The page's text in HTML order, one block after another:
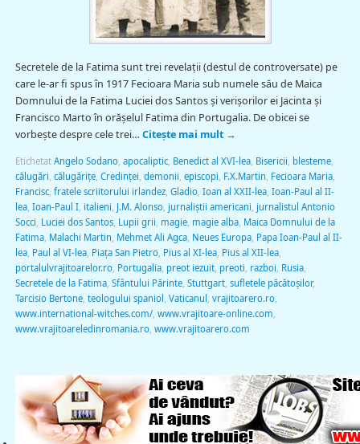
Secretele de la Fatima sunt trei revelații (destul de controversate) pe
care le-ar fi spus în 1917 Fecioara Maria sub numele său de Maica
Domnului de la Fatima Luciei dos Santos și verișorilor ei Jacinta și
Francisco Marto în orășelul Fatima din Portugalia. De obicei se
vorbește despre cele trei… Citește mai mult →
Etichetat Angelo Sodano, apocaliptic, Benedict al XVI-lea, Bisericii blesteme,
călugări călugăriţe, Credinței demonii episcopi F.X.Martin Fecioara Maria,
Francisc, fratele scriitorului irlandez, Gladio, Ioan al XXII-lea, Ioan-Paul al II-
lea, Ioan-Paul I, italieni J.M. Alonso, jurnaliştii americani jurnalistul Antonio
Socci Luciei dos Santos, Lupii grii magie, magie alba, Maica Domnului de la
Fatima, Malachi Martin Mehmet Ali Agca, Neues Europa, Papa Ioan-Paul al II-
lea, Paul al VI-lea, Piața San Pietro, Pius al XI-lea, Pius al XII-lea,
portalulvrajitoarelor.ro, Portugalia, preot iezuit, preoti razboi Rusia,
Secretele de la Fatima, Sfântului Părinte, Stuttgart, sufletele păcătoșilor,
Tarcisio Bertone, teologului spaniol Vaticanul vrajitoarero.ro,
www.international-witches.com/, www.vrajitoare-online.com
www.vrajitoareledinromania.ro, www.vrajitoarero.com